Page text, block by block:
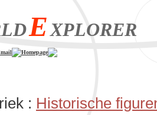
EXPLORER
Homepage
: Historische